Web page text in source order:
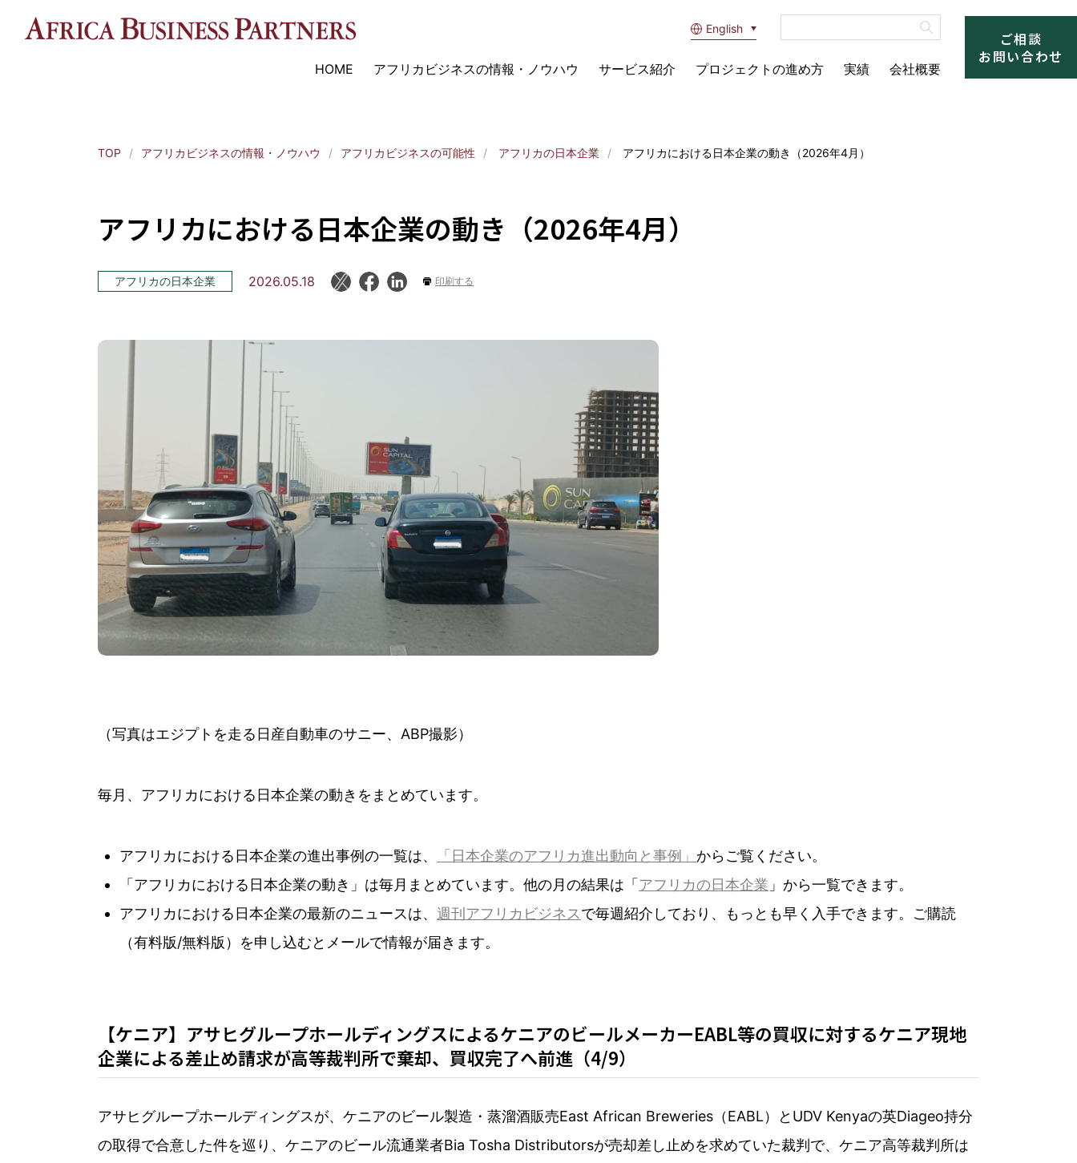
English
HOME アフリカビジネスの情報・ノウハウ サービス紹介 プロジェクトの進め方 実績 会社概要
ご相談
お問い合わせ
TOP アフリカビジネスの情報・ノウハウ アフリカビジネスの可能性 アフリカの日本企業 アフリカにおける日本企業の動き（2026年4月）
アフリカにおける日本企業の動き（2026年4月）
アフリカの日本企業 2026.05.18 印刷する
（写真はエジプトを走る日産自動車のサニー、ABP撮影）
毎月、アフリカにおける日本企業の動きをまとめています。
アフリカにおける日本企業の進出事例の一覧は、 「日本企業のアフリカ進出動向と事例」 からご覧ください。
「アフリカにおける日本企業の動き」は毎月まとめています。他の月の結果は「アフリカの日本企業 」から一覧できます。
アフリカにおける日本企業の最新のニュースは、 週刊アフリカビジネスで毎週紹介しており、もっとも早く入手できます。ご購読
（有料版/無料版）を申し込むとメールで情報が届きます。
【ケニア】アサヒグループホールディングスによるケニアのビールメーカーEABL等の買収に対するケニア現地
企業による差止め請求が高等裁判所で棄却、買収完了へ前進（4/9）
アサヒグループホールディングスが、ケニアのビール製造・蒸溜酒販売East African Breweries（EABL）とUDV Kenyaの英Diageo持分
の取得で合意した件を巡り、ケニアのビール流通業者Bia Tosha Distributorsが売却差し止めを求めていた裁判で、ケニア高等裁判所は